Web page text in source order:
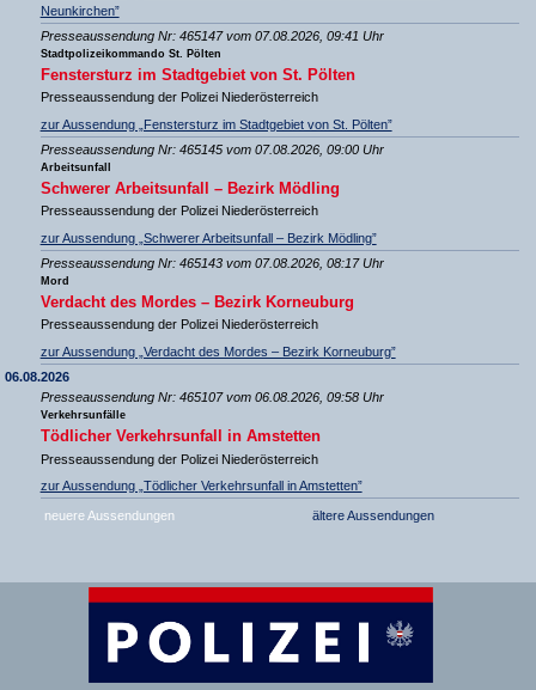
Neunkirchen”
Presseaussendung Nr: 465147 vom 07.08.2026, 09:41 Uhr
Stadtpolizeikommando St. Pölten
Fenstersturz im Stadtgebiet von St. Pölten
Presseaussendung der Polizei Niederösterreich
zur Aussendung „Fenstersturz im Stadtgebiet von St. Pölten”
Presseaussendung Nr: 465145 vom 07.08.2026, 09:00 Uhr
Arbeitsunfall
Schwerer Arbeitsunfall – Bezirk Mödling
Presseaussendung der Polizei Niederösterreich
zur Aussendung „Schwerer Arbeitsunfall – Bezirk Mödling”
Presseaussendung Nr: 465143 vom 07.08.2026, 08:17 Uhr
Mord
Verdacht des Mordes – Bezirk Korneuburg
Presseaussendung der Polizei Niederösterreich
zur Aussendung „Verdacht des Mordes – Bezirk Korneuburg”
06.08.2026
Presseaussendung Nr: 465107 vom 06.08.2026, 09:58 Uhr
Verkehrsunfälle
Tödlicher Verkehrsunfall in Amstetten
Presseaussendung der Polizei Niederösterreich
zur Aussendung „Tödlicher Verkehrsunfall in Amstetten”
neuere Aussendungen ältere Aussendungen